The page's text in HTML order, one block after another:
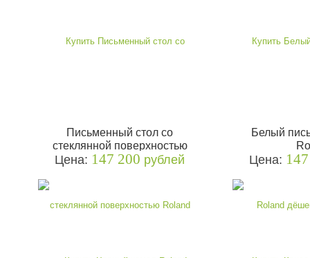
Письменный стол со
стеклянной поверхностью
Roland
Цена: 147 200 рублей
Белый
Цена: